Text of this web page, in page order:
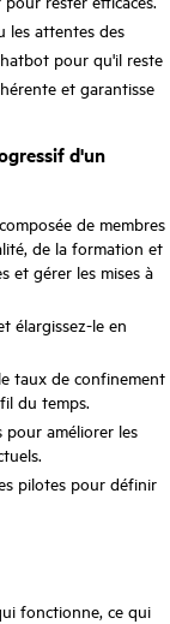
les attentes des
pour qu'il reste
et garantisse
d'un
de membres
de la formation et
et gérer les mises à
élargissez-le en
taux de confinement
du temps.
pour améliorer les
pilotes pour définir
fonctionne, ce qui